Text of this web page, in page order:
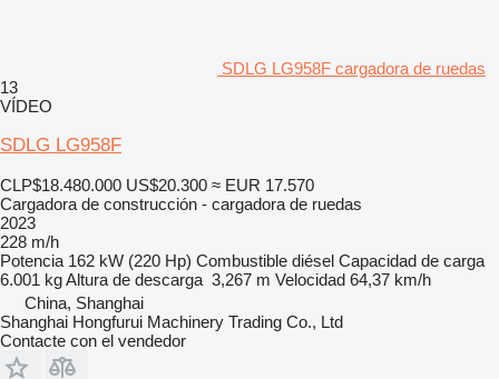
SDLG LG958F cargadora de ruedas
13
VÍDEO
SDLG LG958F
CLP$18.480.000 US$20.300 ≈ EUR 17.570
Cargadora de construcción - cargadora de ruedas
2023
228 m/h
Potencia 162 kW (220 Hp) Combustible diésel Capacidad de carga
6.001 kgAltura de descarga 3,267 m Velocidad 64,37 km/h
China, Shanghai
Shanghai Hongfurui Machinery Trading Co., Ltd
Contacte con el vendedor